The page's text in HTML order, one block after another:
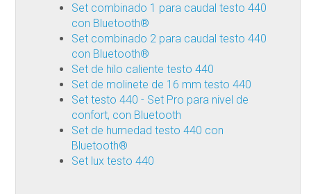
Set combinado 1 para caudal testo 440
con Bluetooth®
Set combinado 2 para caudal testo 440
con Bluetooth®
Set de hilo caliente testo 440
Set de molinete de 16 mm testo 440
Set testo 440 - Set Pro para nivel de
confort, con Bluetooth
Set de humedad testo 440 con
Bluetooth®
Set lux testo 440